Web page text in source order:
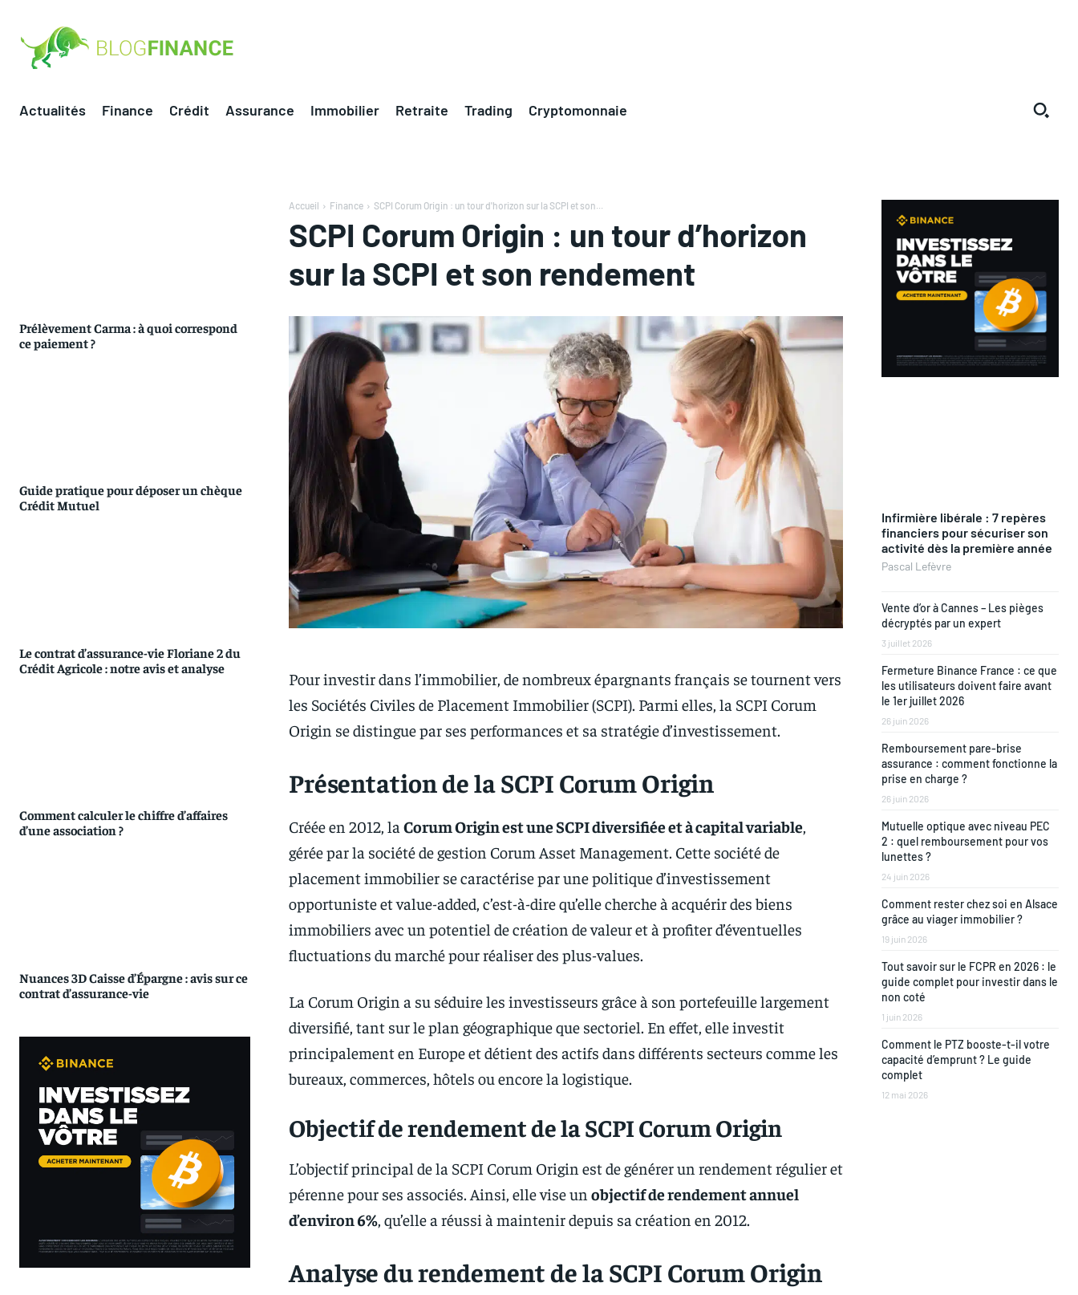
Actualités Finance Crédit Assurance Immobilier Retraite Trading Cryptomonnaie
Prélèvement Carma : à quoi correspond
ce paiement ?
Guide pratique pour déposer un chèque
Crédit Mutuel
Le contrat d’assurance-vie Floriane 2 du
Crédit Agricole : notre avis et analyse
Comment calculer le chiffre d’affaires
d’une association ?
Nuances 3D Caisse d’Épargne : avis sur ce
contrat d’assurance-vie
Accueil Finance SCPI Corum Origin : un tour d'horizon sur la SCPI et son...
SCPI Corum Origin : un tour d’horizon
sur la SCPI et son rendement
Pour investir dans l’immobilier, de nombreux épargnants français se tournent vers
les Sociétés Civiles de Placement Immobilier (SCPI). Parmi elles, la SCPI Corum
Origin se distingue par ses performances et sa stratégie d’investissement.
Présentation de la SCPI Corum Origin
Créée en 2012, la Corum Origin est une SCPI diversifiée et à capital variable
gérée par la société de gestion Corum Asset Management. Cette société de
placement immobilier se caractérise par une politique d’investissement
opportuniste et value-added, c’est-à-dire qu’elle cherche à acquérir des biens
immobiliers avec un potentiel de création de valeur et à profiter d’éventuelles
fluctuations du marché pour réaliser des plus-values.
La Corum Origin a su séduire les investisseurs grâce à son portefeuille largement
diversifié, tant sur le plan géographique que sectoriel. En effet, elle investit
principalement en Europe et détient des actifs dans différents secteurs comme les
bureaux, commerces, hôtels ou encore la logistique.
Objectif de rendement de la SCPI Corum Origin
L’objectif principal de la SCPI Corum Origin est de générer un rendement régulier et
pérenne pour ses associés. Ainsi, elle vise un objectif de rendement annuel
d’environ 6% , qu’elle a réussi à maintenir depuis sa création en 2012.
Analyse du rendement de la SCPI Corum Origin
Infirmière libérale : 7 repères
financiers pour sécuriser son
activité dès la première année
Pascal Lefèvre
Vente d’or à Cannes – Les pièges
décryptés par un expert
3 juillet 2026
Fermeture Binance France : ce que
les utilisateurs doivent faire avant
le 1er juillet 2026
26 juin 2026
Remboursement pare-brise
assurance : comment fonctionne la
prise en charge ?
26 juin 2026
Mutuelle optique avec niveau PEC
2 : quel remboursement pour vos
lunettes ?
24 juin 2026
Comment rester chez soi en Alsace
grâce au viager immobilier ?
19 juin 2026
Tout savoir sur le FCPR en 2026 : le
guide complet pour investir dans le
non coté
1 juin 2026
Comment le PTZ booste-t-il votre
capacité d’emprunt ? Le guide
complet
12 mai 2026